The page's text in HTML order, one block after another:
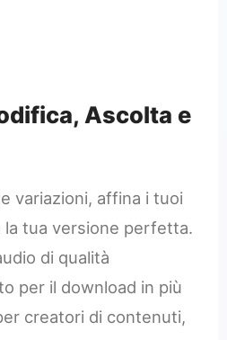
Ascolta e
variazioni, affina i tuoi
la tua versione perfetta.
di qualità
per il download in più
creatori di contenuti,